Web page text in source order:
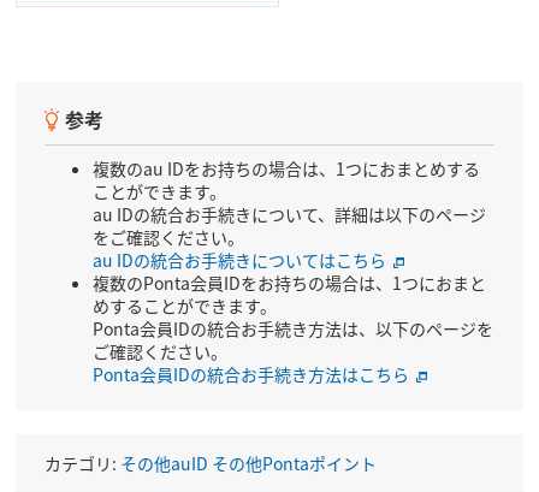
参考
複数のau IDをお持ちの場合は、1つにおまとめする
ことができます。
au IDの統合お手続きについて、詳細は以下のページ
をご確認ください。
au IDの統合お手続きについてはこちら
複数のPonta会員IDをお持ちの場合は、1つにおまと
めすることができます。
Ponta会員IDの統合お手続き方法は、以下のページを
ご確認ください。
Ponta会員IDの統合お手続き方法はこちら
カテゴリ: その他auID その他Pontaポイント